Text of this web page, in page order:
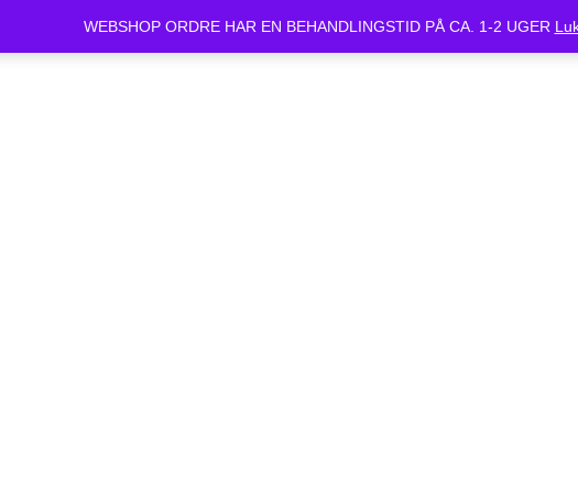
Vi holder lukket Mandag d.24/6 og Tirsdag d.25/6. Alle bestilte cykler vil være klar
WEBSHOP ORDRE HAR EN BEHANDLINGSTID PÅ CA. 1-2 UGER